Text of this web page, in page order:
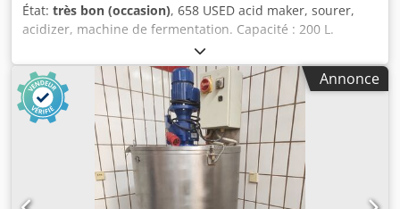
État: très bon (occasion), 658 USED acid maker, sourer,
acidizer, machine de fermentation. Capacité : 200 L.
DIMENSIONS EXTERNES (en cm.) - H 94 Dkodpfjphpc Hsx
Aggor - W 90 - L 94 L'appareil est prêt à être expédié et se
trouve dans notre entrepôt (36-068 Bachórz, Pologne). Le
prix indiqué est un prix net. NOUS PARLONS ANGLAIS,
ALLEMAND, FRANÇAIS, RUSSE, UKRAINIEN.
Annonce